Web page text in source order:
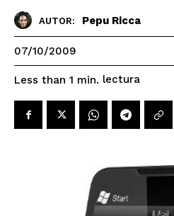
AUTOR: Pepu Ricca
07/10/2009
Less than 1 min. lectura